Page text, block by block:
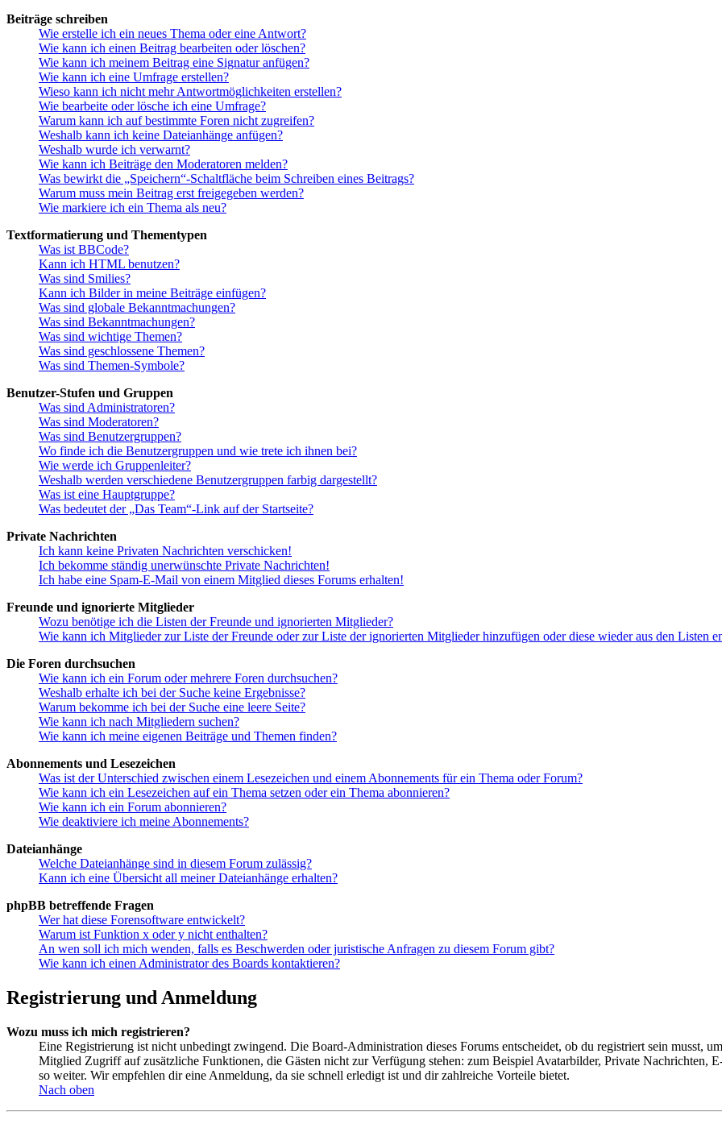
Beiträge schreiben
Wie erstelle ich ein neues Thema oder eine Antwort?
Wie kann ich einen Beitrag bearbeiten oder löschen?
Wie kann ich meinem Beitrag eine Signatur anfügen?
Wie kann ich eine Umfrage erstellen?
Wieso kann ich nicht mehr Antwortmöglichkeiten erstellen?
Wie bearbeite oder lösche ich eine Umfrage?
Warum kann ich auf bestimmte Foren nicht zugreifen?
Weshalb kann ich keine Dateianhänge anfügen?
Weshalb wurde ich verwarnt?
Wie kann ich Beiträge den Moderatoren melden?
Was bewirkt die „Speichern“-Schaltfläche beim Schreiben eines Beitrags?
Warum muss mein Beitrag erst freigegeben werden?
Wie markiere ich ein Thema als neu?
Textformatierung und Thementypen
Was ist BBCode?
Kann ich HTML benutzen?
Was sind Smilies?
Kann ich Bilder in meine Beiträge einfügen?
Was sind globale Bekanntmachungen?
Was sind Bekanntmachungen?
Was sind wichtige Themen?
Was sind geschlossene Themen?
Was sind Themen-Symbole?
Benutzer-Stufen und Gruppen
Was sind Administratoren?
Was sind Moderatoren?
Was sind Benutzergruppen?
Wo finde ich die Benutzergruppen und wie trete ich ihnen bei?
Wie werde ich Gruppenleiter?
Weshalb werden verschiedene Benutzergruppen farbig dargestellt?
Was ist eine Hauptgruppe?
Was bedeutet der „Das Team“-Link auf der Startseite?
Private Nachrichten
Ich kann keine Privaten Nachrichten verschicken!
Ich bekomme ständig unerwünschte Private Nachrichten!
Ich habe eine Spam-E-Mail von einem Mitglied dieses Forums erhalten!
Freunde und ignorierte Mitglieder
Wozu benötige ich die Listen der Freunde und ignorierten Mitglieder?
Wie kann ich Mitglieder zur Liste der Freunde oder zur Liste der ignorierten Mitglieder hinzufügen oder diese wieder aus den Listen
Die Foren durchsuchen
Wie kann ich ein Forum oder mehrere Foren durchsuchen?
Weshalb erhalte ich bei der Suche keine Ergebnisse?
Warum bekomme ich bei der Suche eine leere Seite?
Wie kann ich nach Mitgliedern suchen?
Wie kann ich meine eigenen Beiträge und Themen finden?
Abonnements und Lesezeichen
Was ist der Unterschied zwischen einem Lesezeichen und einem Abonnements für ein Thema oder Forum?
Wie kann ich ein Lesezeichen auf ein Thema setzen oder ein Thema abonnieren?
Wie kann ich ein Forum abonnieren?
Wie deaktiviere ich meine Abonnements?
Dateianhänge
Welche Dateianhänge sind in diesem Forum zulässig?
Kann ich eine Übersicht all meiner Dateianhänge erhalten?
phpBB betreffende Fragen
Wer hat diese Forensoftware entwickelt?
Warum ist Funktion x oder y nicht enthalten?
An wen soll ich mich wenden, falls es Beschwerden oder juristische Anfragen zu diesem Forum gibt?
Wie kann ich einen Administrator des Boards kontaktieren?
Registrierung und Anmeldung
Wozu muss ich mich registrieren?
Eine Registrierung ist nicht unbedingt zwingend. Die Board-Administration dieses Forums entscheidet, ob du registriert sein musst,
Mitglied Zugriff auf zusätzliche Funktionen, die Gästen nicht zur Verfügung stehen: zum Beispiel Avatarbilder, Private Nachrichten,
so weiter. Wir empfehlen dir eine Anmeldung, da sie schnell erledigt ist und dir zahlreiche Vorteile bietet.
Nach oben